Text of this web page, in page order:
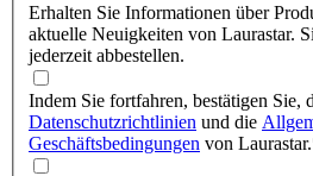
Erhalten Sie Informationen über
aktuelle Neuigkeiten von Laurastar.
jederzeit abbestellen.
Indem Sie fortfahren, bestätigen Sie,
Datenschutzrichtlinien und die
Geschäftsbedingungen von Laurastar.